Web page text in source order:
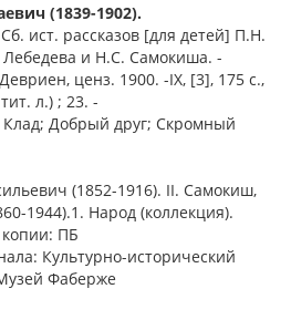
(1839-1902).
ист. рассказов [для детей] П.Н.
и Н.С. Самокиша. -
ценз. 1900. -IX, [3], 175 с.,
л.) ; 23. -
Добрый друг; Скромный
(1852-1916). II. Самокиш,
1944).1. Народ (коллекция).
ПБ
Культурно-исторический
Фаберже